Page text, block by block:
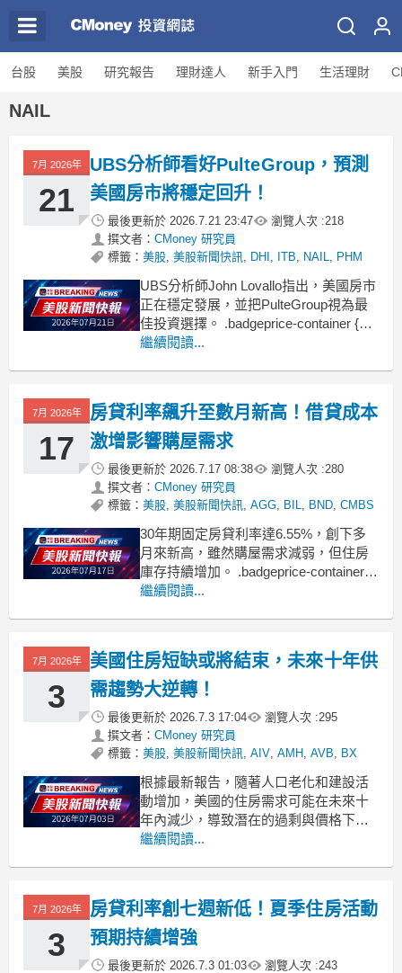
台股 美股 研究報告 理財達人 新手入門 生活理財
NAIL
7月 2026年
21
UBS分析師看好PulteGroup，預測
美國房市將穩定回升！
最後更新於 2026.7.21 23:47 瀏覽人次 :218
撰文者： CMoney 研究員
標籤： 美股, 美股新聞快訊, DHI , ITB, NAIL, PHM
UBS分析師John Lovallo指出，美國房市
正在穩定發展，並把PulteGroup視為最
佳投資選擇。 .badgeprice-container {
display: flex !important;
繼續閱讀...
7月 2026年
17
房貸利率飆升至數月新高！借貸成本
激增影響購屋需求
最後更新於 2026.7.17 08:38 瀏覽人次 :280
撰文者： CMoney 研究員
標籤： 美股, 美股新聞快訊, AGG, BIL, BND, CMBS
30年期固定房貸利率達6.55%，創下多
月來新高，雖然購屋需求減弱，但住房
庫存持續增加。 .badgeprice-container {
display: flex !important;
flex-w
繼續閱讀...
7月 2026年
3
美國住房短缺或將結束，未來十年供
需趨勢大逆轉！
最後更新於 2026.7.3 17:04 瀏覽人次 :295
撰文者： CMoney 研究員
標籤： 美股, 美股新聞快訊, AIV, AMH, AVB, BX
根據最新報告，隨著人口老化和建設活
動增加，美國的住房需求可能在未來十
年內減少，導致潛在的過剩與價格下
跌。 .badgeprice-container {
gap: 1rem !important;
繼續閱讀...
7月 2026年
3
房貸利率創七週新低！夏季住房活動
預期持續增強
最後更新於 2026.7.3 01:03 瀏覽人次 :243